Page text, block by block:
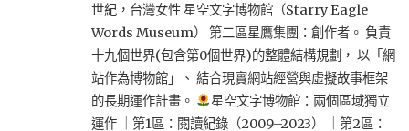
世紀，台灣女性 星空文字博物館（Starry Eagle
Words Museum） 第二區星鷹集團：創作者。 負責
十九個世界(包含第0個世界)的整體結構規劃， 以「網
站作為博物館」、 結合現實網站經營與虛擬故事框架
的長期運作計畫。
星空文字博物館：兩個區域獨立
運作 ｜第1區：閱讀紀錄（2009–2023） ｜第2區：